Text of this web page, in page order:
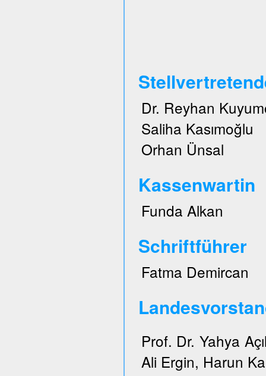
Dr. Reyhan
Saliha Kasımoğlu
Orhan Ünsal
Kassenwartin
Funda Alkan
Schriftführer
Fatma Demircan
Prof. Dr. Yahya
Ali Ergin, Harun